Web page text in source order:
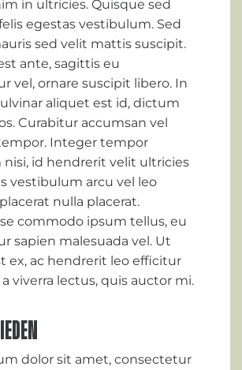
in ultricies. Quisque sed
egestas vestibulum. Sed
sed velit mattis suscipit.
ante, sagittis eu
vel, ornare suscipit libero. In
aliquet est id, dictum
Curabitur accumsan vel
Integer tempor
id hendrerit velit ultricies
vestibulum arcu vel leo
nulla placerat.
commodo ipsum tellus, eu
sapien malesuada vel. Ut
ex, ac hendrerit leo efficitur
viverra lectus, quis auctor mi.
dolor sit amet, consectetur